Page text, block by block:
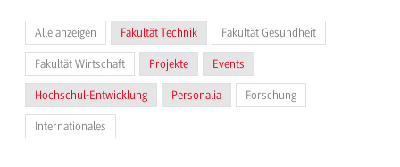
Alle anzeigen Fakultät Technik Fakultät Gesundheit
Fakultät Wirtschaft Projekte Events
Hochschul-Entwicklung Personalia Forschung
Internationales